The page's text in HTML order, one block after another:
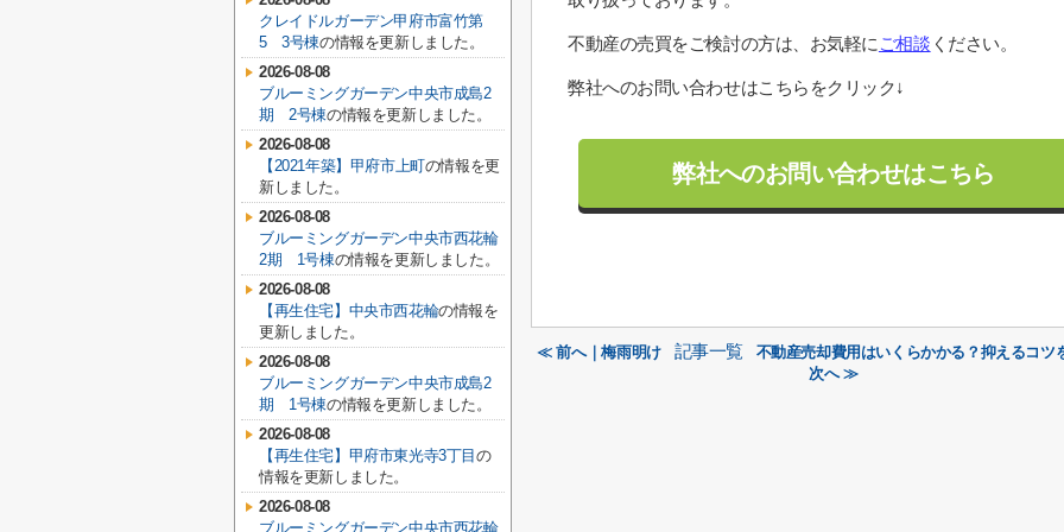
不動産の売買をご検討の方は、お気軽に ご相談 ください。
弊社へのお問い合わせはこちらをクリック↓
弊社へのお問い合わせはこちら
≪ 前へ｜梅雨明け 記事一覧
不動産売却費用はいくらかかる？抑えるコツ
次へ ≫
クレイドルガーデン甲府市富竹第
5 3号棟の情報を更新しました。
2026-08-08
ブルーミングガーデン中央市成島2
期 2号棟の情報を更新しました。
2026-08-08
【2021年築】甲府市上町の情報を更
新しました。
2026-08-08
ブルーミングガーデン中央市西花輪
2期 1号棟の情報を更新しました。
2026-08-08
【再生住宅】中央市西花輪の情報を
更新しました。
2026-08-08
ブルーミングガーデン中央市成島2
期 1号棟の情報を更新しました。
2026-08-08
【再生住宅】甲府市東光寺3丁目の
情報を更新しました。
2026-08-08
ブルーミングガーデン中央市西花輪